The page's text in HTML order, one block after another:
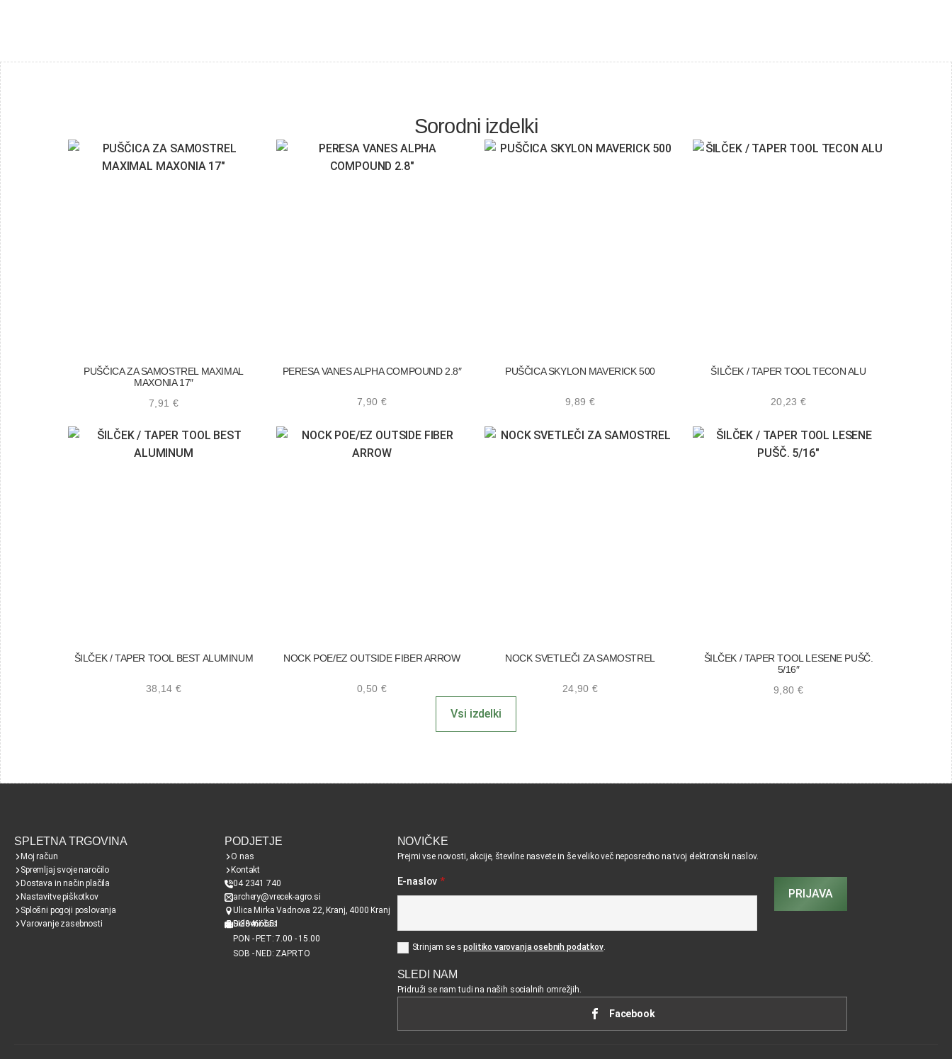
Sorodni izdelki
PUŠČICA ZA SAMOSTREL MAXIMAL
MAXONIA 17″
7,91 €
PERESA VANES ALPHA COMPOUND 2.8″
7,90 €
PUŠČICA SKYLON MAVERICK 500
9,89 €
ŠILČEK / TAPER TOOL TECON ALU
20,23 €
ŠILČEK / TAPER TOOL BEST ALUMINUM
38,14 €
NOCK POE/EZ OUTSIDE FIBER ARROW
0,50 €
NOCK SVETLEČI ZA SAMOSTREL
24,90 €
ŠILČEK / TAPER TOOL LESENE PUŠČ.
5/16″
9,80 €
Vsi izdelki
SPLETNA TRGOVINA
Moj račun
Spremljaj svoje naročilo
Dostava in način plačila
Nastavitve piškotkov
Splošni pogoji poslovanja
Varovanje zasebnosti
PODJETJE
O nas
Kontakt
04 2341 740
archery@vrecek-agro.si
Ulica Mirka Vadnova 22, Kranj, 4000 Kranj
SI38466651
Delovni čas
PON - PET: 7.00 - 15.00
SOB - NED: ZAPRTO
NOVIČKE
Prejmi vse novosti, akcije, številne nasvete in še veliko več neposredno na tvoj elektronski naslov.
E-naslov *
Strinjam se spolitiko varovanja osebnih podatkov.
PRIJAVA
SLEDI NAM
Pridruži se nam tudi na naših socialnih omrežjih.
Facebook